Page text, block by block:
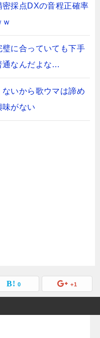
密採点DXの音程正確率
璧に合っていても下手
通なんだよな…
ないから歌ウマは諦め
がない
0 +1